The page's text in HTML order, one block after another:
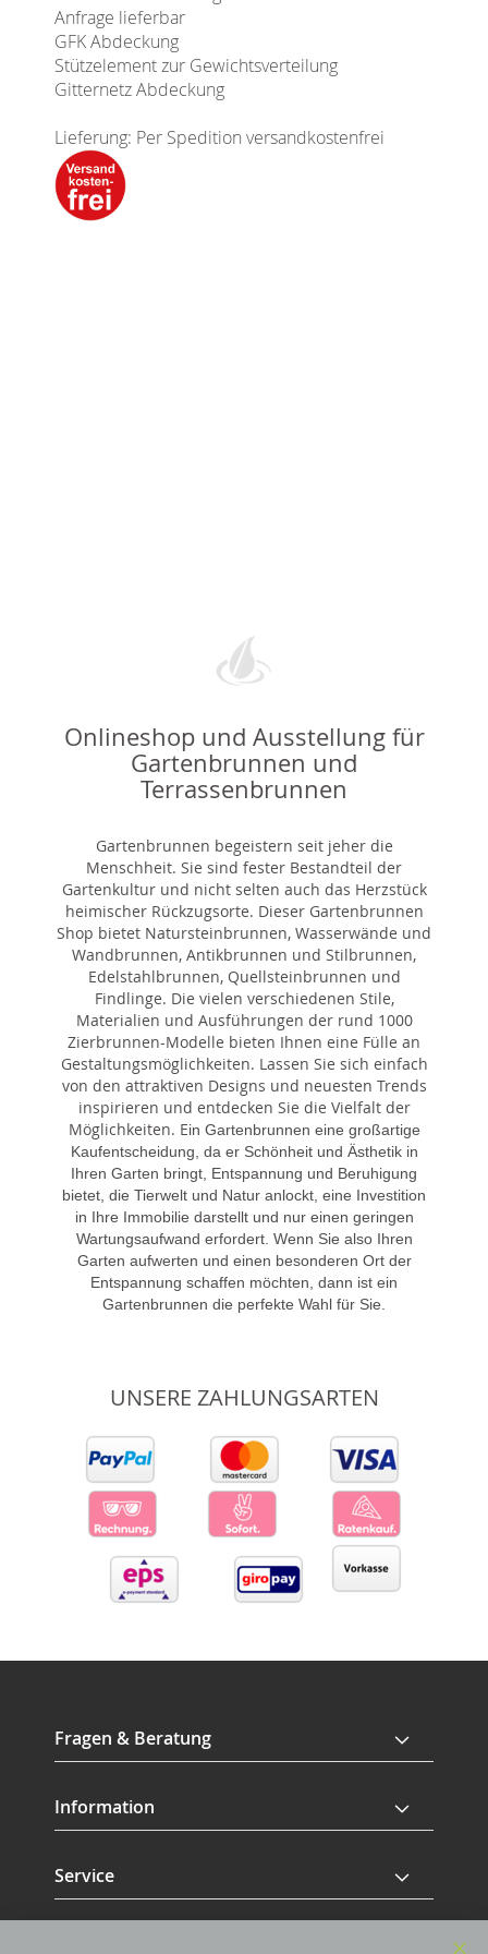
Anfrage lieferbar
GFK Abdeckung
Stützelement zur Gewichtsverteilung
Gitternetz Abdeckung
Lieferung: Per Spedition versandkostenfrei
Onlineshop und Ausstellung für
Gartenbrunnen und
Terrassenbrunnen
Gartenbrunnen begeistern seit jeher die
Menschheit. Sie sind fester Bestandteil der
Gartenkultur und nicht selten auch das Herzstück
heimischer Rückzugsorte. Dieser Gartenbrunnen
Shop bietet Natursteinbrunnen, Wasserwände und
Wandbrunnen, Antikbrunnen und Stilbrunnen,
Edelstahlbrunnen, Quellsteinbrunnen und
Findlinge. Die vielen verschiedenen Stile,
Materialien und Ausführungen der rund 1000
Zierbrunnen-Modelle bieten Ihnen eine Fülle an
Gestaltungsmöglichkeiten. Lassen Sie sich einfach
von den attraktiven Designs und neuesten Trends
inspirieren und entdecken Sie die Vielfalt der
Möglichkeiten. Ein Gartenbrunnen eine großartige
Kaufentscheidung, da er Schönheit und Ästhetik in
Ihren Garten bringt, Entspannung und Beruhigung
bietet, die Tierwelt und Natur anlockt, eine Investition
in Ihre Immobilie darstellt und nur einen geringen
Wartungsaufwand erfordert. Wenn Sie also Ihren
Garten aufwerten und einen besonderen Ort der
Entspannung schaffen möchten, dann ist ein
Gartenbrunnen die perfekte Wahl für Sie.
UNSERE ZAHLUNGSARTEN
Fragen & Beratung
Information
Service